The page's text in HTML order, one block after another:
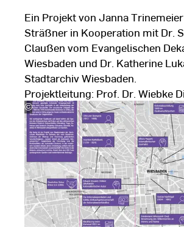
Ein Projekt von Janna
Sträßner in Kooperation mit Dr.
Claußen vom Evangelischen
Wiesbaden und Dr. Katherine
Stadtarchiv Wiesbaden.
Projektleitung: Prof. Dr. Wiebke
©
Prof.
Dr.
Wiebke
Dierkes